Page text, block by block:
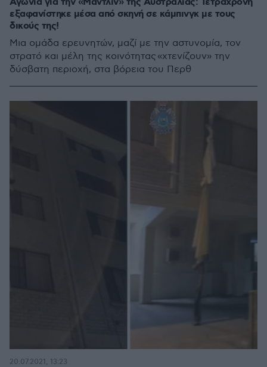
εξαφανίστηκε μέσα από σκηνή σε κάμπινγκ με τους
δικούς της!
Μια ομάδα ερευνητών, μαζί με την αστυνομία, τον
στρατό και μέλη της κοινότητας «χτενίζουν» την
δύσβατη περιοχή, στα βόρεια του Περθ
20.07.2021, 13:23